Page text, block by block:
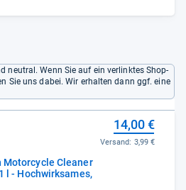
neutral. Wenn Sie auf ein verlinktes Shop-
Sie uns dabei. Wir erhalten dann ggf. eine
Motorcycle Cleaner
l - Hochwirksames,
14,00 €
Versand: 3,99 €